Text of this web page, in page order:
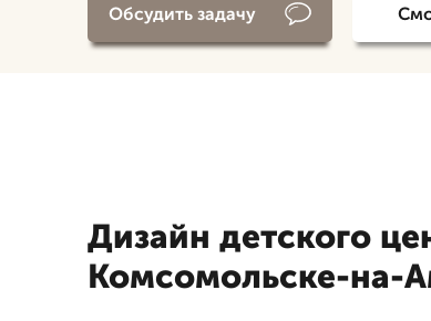
Обсудить задачу
Дизайн детского
Комсомольске-на-